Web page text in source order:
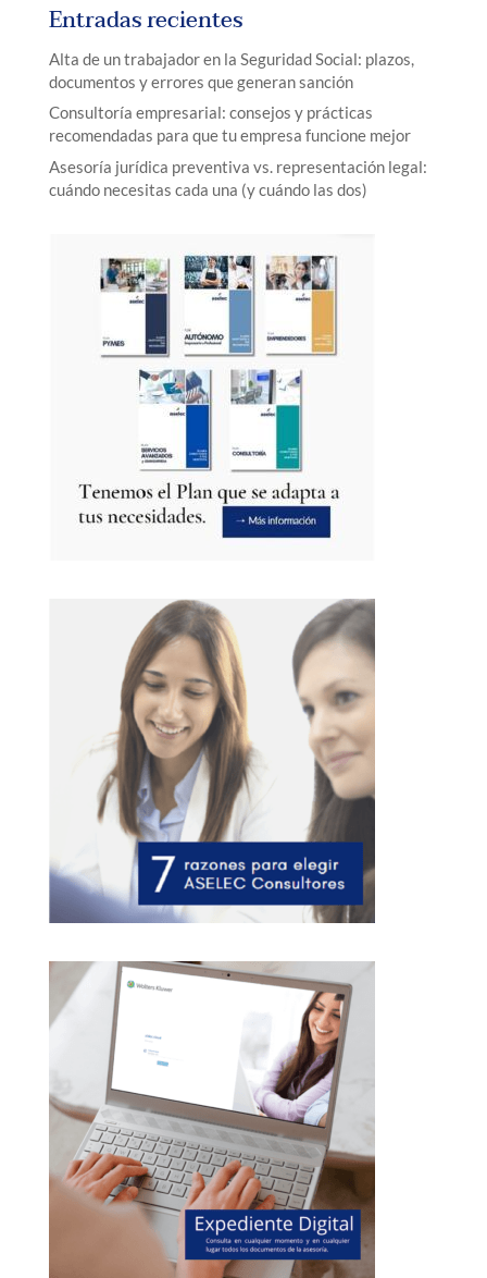
Entradas recientes
Alta de un trabajador en la Seguridad Social: plazos,
documentos y errores que generan sanción
Consultoría empresarial: consejos y prácticas
recomendadas para que tu empresa funcione mejor
Asesoría jurídica preventiva vs. representación legal:
cuándo necesitas cada una (y cuándo las dos)